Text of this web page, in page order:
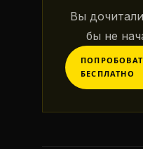
Вы
бы не
БЕСПЛАТНО